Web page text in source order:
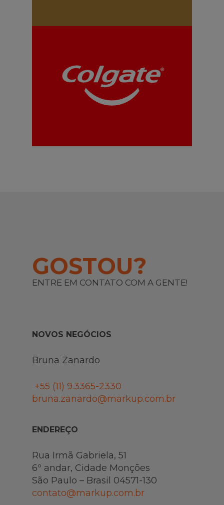
GOSTOU?
ENTRE EM CONTATO COM A GENTE!
NOVOS NEGÓCIOS
Bruna Zanardo
+55 (11) 9.3365-2330
bruna.zanardo@markup.com.br
ENDEREÇO
Rua Irmã Gabriela, 51
6º andar, Cidade Monções
São Paulo – Brasil 04571-130
contato@markup.com.br